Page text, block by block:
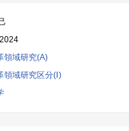
領域研究(A)
領域研究区分(Ⅰ)